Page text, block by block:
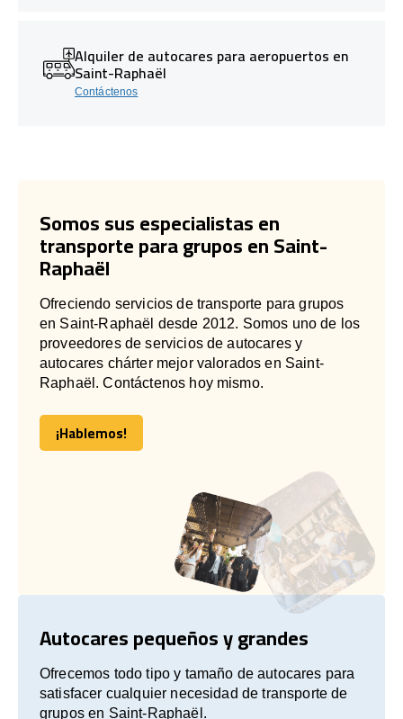
Alquiler de autocares para aeropuertos en
Saint-Raphaël
Contáctenos
Somos sus especialistas en
transporte para grupos en Saint-
Raphaël
Ofreciendo servicios de transporte para grupos
en Saint-Raphaël desde 2012. Somos uno de los
proveedores de servicios de autocares y
autocares chárter mejor valorados en Saint-
Raphaël. Contáctenos hoy mismo.
¡Hablemos!
¡Hablemos!
Autocares pequeños y grandes
Ofrecemos todo tipo y tamaño de autocares para
satisfacer cualquier necesidad de transporte de
grupos en Saint-Raphaël.